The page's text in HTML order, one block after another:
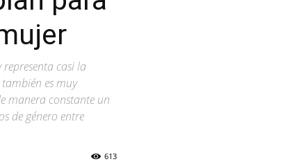
casi la
es muy
manera constante un
de género entre
613